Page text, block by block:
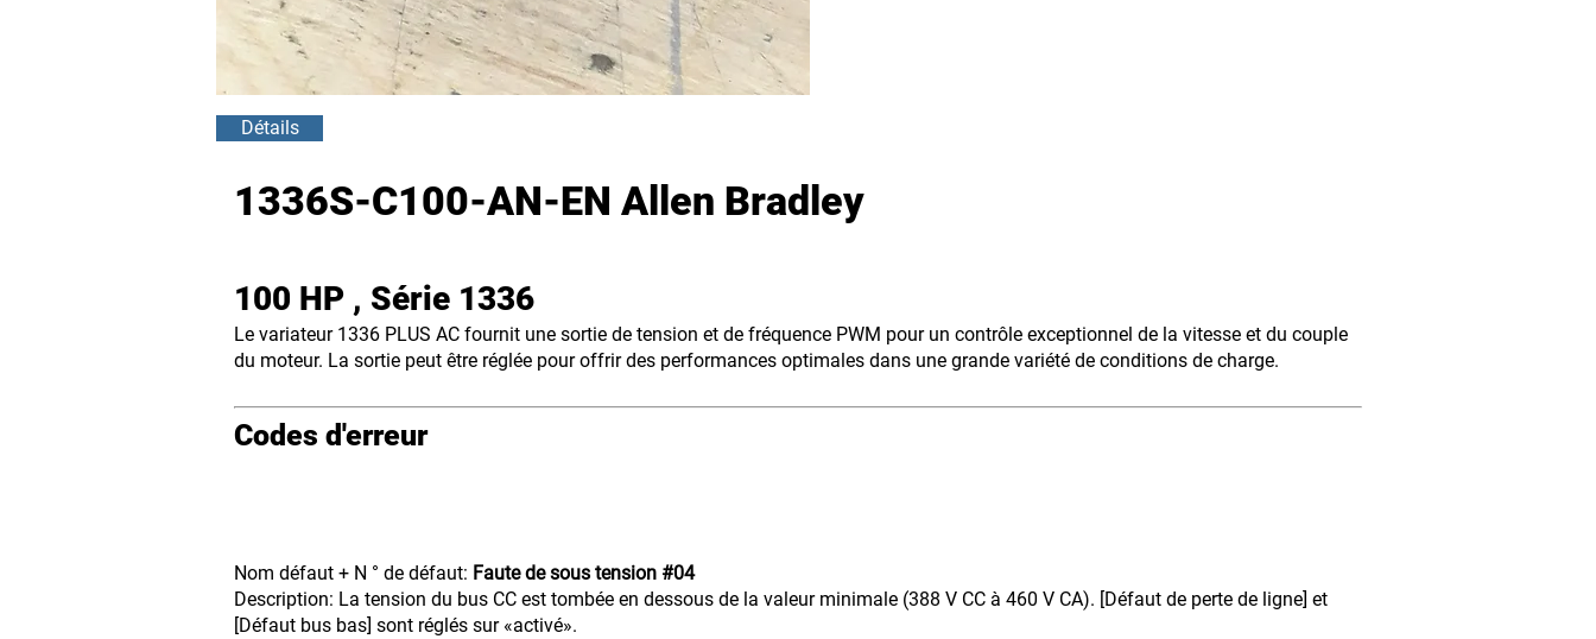
Détails
1336S-C100-AN-EN Allen Bradley
100 HP , Série 1336
Le variateur 1336 PLUS AC fournit une sortie de tension et de fréquence PWM pour un contrôle exceptionnel de la vitesse et du couple
du moteur. La sortie peut être réglée pour offrir des performances optimales dans une grande variété de conditions de charge.
Codes d'erreur
Nom défaut + N ° de défaut: Faute de sous tension #04
Description: La tension du bus CC est tombée en dessous de la valeur minimale (388 V CC à 460 V CA). [Défaut de perte de ligne] et
[Défaut bus bas] sont réglés sur «activé».